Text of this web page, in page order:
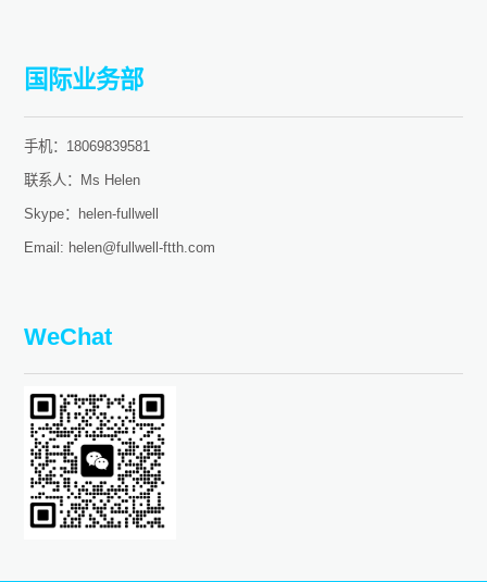
国际业务部
手机：18069839581
联系人：Ms Helen
Skype：helen-fullwell
Email: helen@fullwell-ftth.com
WeChat